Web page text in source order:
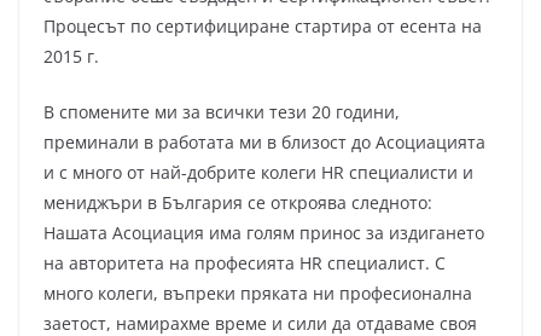
Процесът по сертифициране стартира от есента на
2015 г.
В спомените ми за всички тези 20 години,
преминали в работата ми в близост до Асоциацията
и с много от най-добрите колеги HR специалисти и
мениджъри в България се откроява следното:
Нашата Асоциация има голям принос за издигането
на авторитета на професията HR специалист. С
много колеги, въпреки пряката ни професионална
заетост, намирахме време и сили да отдаваме своя